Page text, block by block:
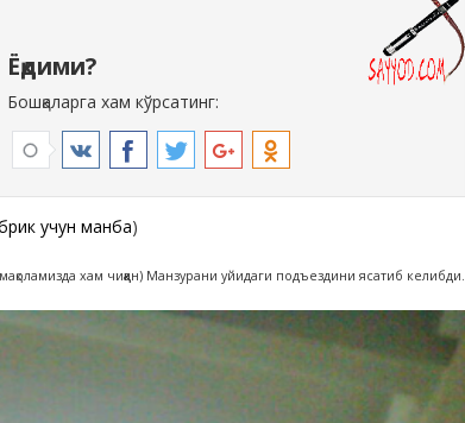
Ёқдими?
Бошқаларга хам кўрсатинг:
учун манба)
хам чиққан) Манзурани уйидаги подъездини ясатиб келибди.